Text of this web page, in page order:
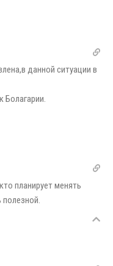
данной ситуации в
Болагарии.
планирует менять